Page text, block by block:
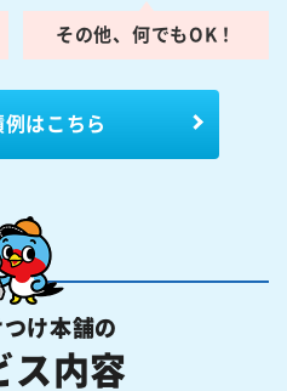
その他、何でもOK！
はこちら
け本舗の
ス内容